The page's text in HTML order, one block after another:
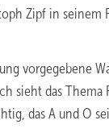
Zipf in seinem
vorgegebene
sieht das
das A und O